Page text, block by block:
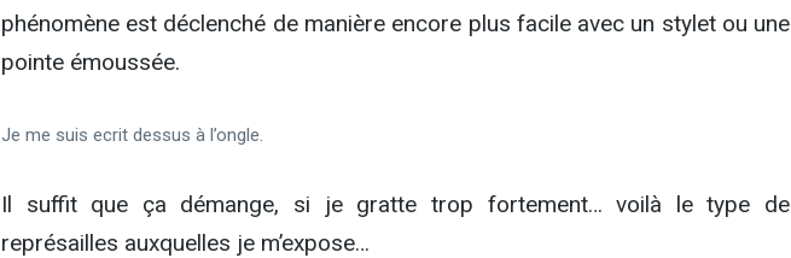
phénomène est déclenché de manière encore plus facile avec un stylet ou une
pointe émoussée.
Je me suis ecrit dessus à l’ongle.
Il suffit que ça démange, si je gratte trop fortement… voilà le type de
représailles auxquelles je m’expose…